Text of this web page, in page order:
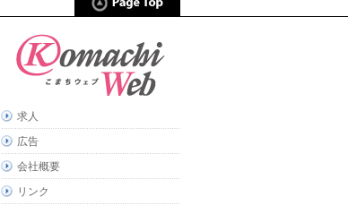
求人
広告
会社概要
リンク